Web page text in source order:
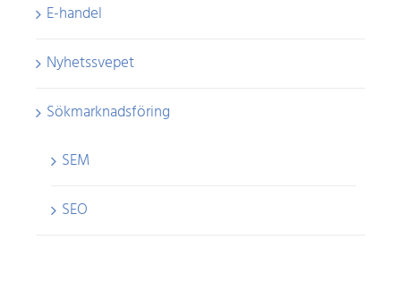
E-handel
Nyhetssvepet
Sökmarknadsföring
SEM
SEO